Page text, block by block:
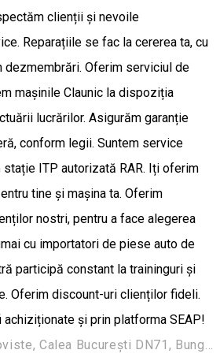
clienții și nevoile
Reparațiile se fac la cererea ta, cu
Oferim serviciul de
mașinile Claunic la dispoziția
lucrărilor. Asigurăm garanție
conform legii. Suntem service
stație ITP autorizată RAR. Iți oferim
tine și mașina ta. Oferim
nostri, pentru a face alegerea
cu importatori de piese auto de
participă constant la traininguri și
Oferim discount-uri clienților fideli.
și prin platforma SEAP!
Claunic Service Targoviste, Calea București DN71, Bungetu, 137497, România